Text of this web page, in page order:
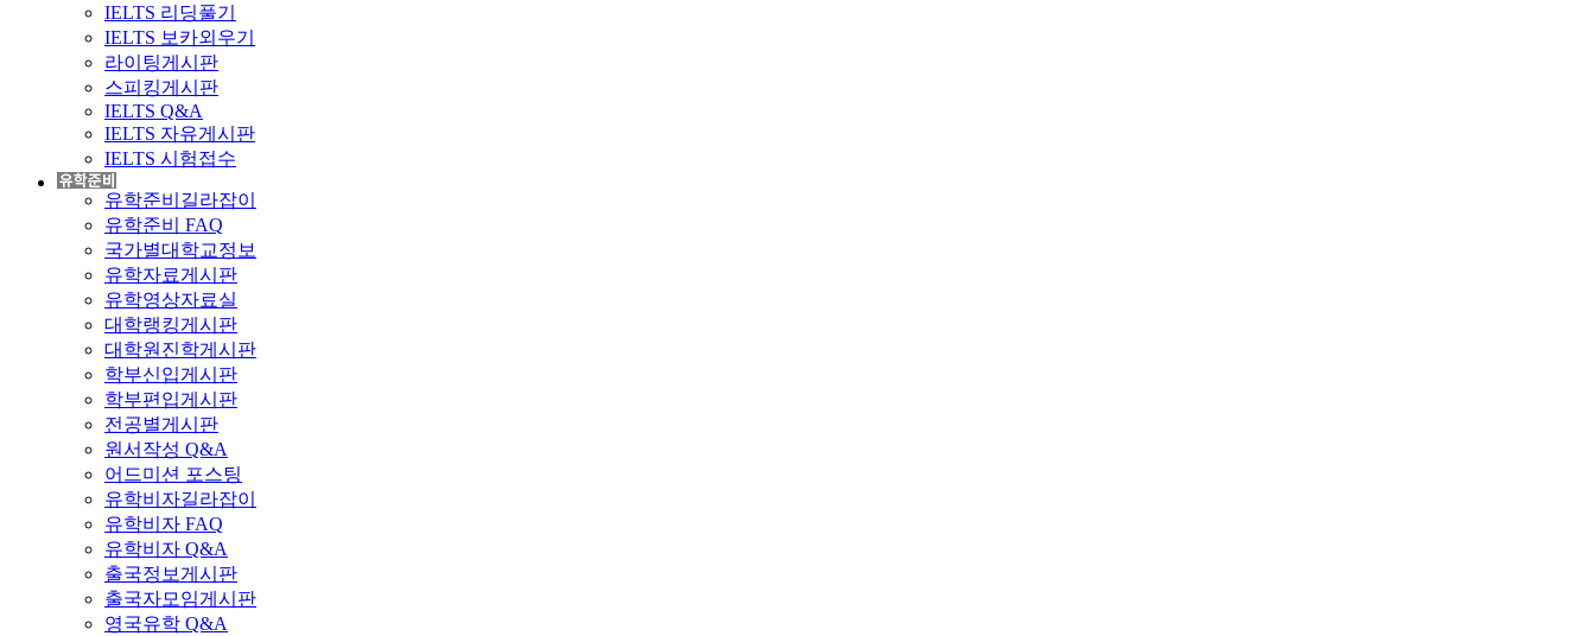
IELTS 리딩풀기
IELTS 보카외우기
라이팅게시판
스피킹게시판
IELTS Q&A
IELTS 자유게시판
IELTS 시험접수
유학준비길라잡이
유학준비 FAQ
국가별대학교정보
유학자료게시판
유학영상자료실
대학랭킹게시판
대학원진학게시판
학부신입게시판
학부편입게시판
전공별게시판
원서작성 Q&A
어드미션 포스팅
유학비자길라잡이
유학비자 FAQ
유학비자 Q&A
출국정보게시판
출국자모임게시판
영국유학 Q&A